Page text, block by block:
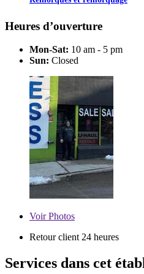
Heures d’ouverture
Mon-Sat: 10 am - 5 pm
Sun: Closed
VoirPhotos
Retour client 24 heures
Services dans cet